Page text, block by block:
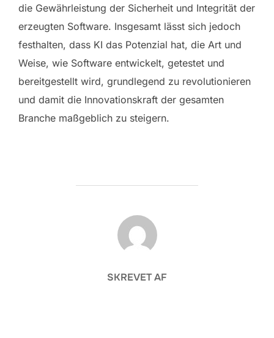
die Gewährleistung der Sicherheit und Integrität der
erzeugten Software. Insgesamt lässt sich jedoch
festhalten, dass KI das Potenzial hat, die Art und
Weise, wie Software entwickelt, getestet und
bereitgestellt wird, grundlegend zu revolutionieren
und damit die Innovationskraft der gesamten
Branche maßgeblich zu steigern.
FORFATTER
SKREVET AF